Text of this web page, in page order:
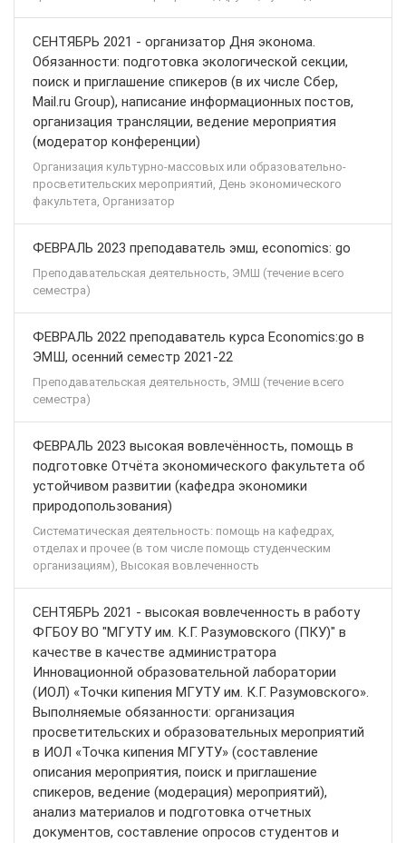
СЕНТЯБРЬ 2021 - организатор Дня эконома.
Обязанности: подготовка экологической секции,
поиск и приглашение спикеров (в их числе Сбер,
Mail.ru Group), написание информационных постов,
организация трансляции, ведение мероприятия
(модератор конференции)
Организация культурно-массовых или образовательно-
просветительских мероприятий, День экономического
факультета, Организатор
ФЕВРАЛЬ 2023 преподаватель эмш, economics: go
Преподавательская деятельность, ЭМШ (течение всего
семестра)
ФЕВРАЛЬ 2022 преподаватель курса Economics:go в
ЭМШ, осенний семестр 2021-22
Преподавательская деятельность, ЭМШ (течение всего
семестра)
ФЕВРАЛЬ 2023 высокая вовлечённость, помощь в
подготовке Отчёта экономического факультета об
устойчивом развитии (кафедра экономики
природопользования)
Систематическая деятельность: помощь на кафедрах,
отделах и прочее (в том числе помощь студенческим
организациям), Высокая вовлеченность
СЕНТЯБРЬ 2021 - высокая вовлеченность в работу
ФГБОУ ВО "МГУТУ им. К.Г. Разумовского (ПКУ)" в
качестве в качестве администратора
Инновационной образовательной лаборатории
(ИОЛ) «Точки кипения МГУТУ им. К.Г. Разумовского».
Выполняемые обязанности: организация
просветительских и образовательных мероприятий
в ИОЛ «Точка кипения МГУТУ» (составление
описания мероприятия, поиск и приглашение
спикеров, ведение (модерация) мероприятий),
анализ материалов и подготовка отчетных
документов, составление опросов студентов и